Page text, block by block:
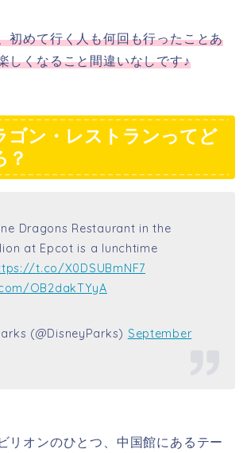
初めて行く人も何回も行ったことあ
しくなること間違いなしです♪
ゴン・レストランってど
？
Dragons Restaurant in the
at Epcot is a lunchtime
t.co/X0DSUBmNF7
OB2dakTYyA
(@DisneyParks) September
リオンのひとつ、中国館にあるテー